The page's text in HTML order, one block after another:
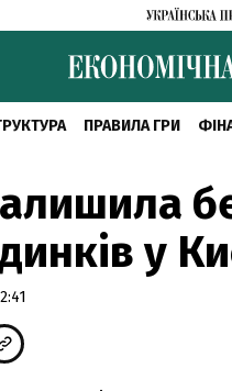
ПРАВИЛА ГРИ
у